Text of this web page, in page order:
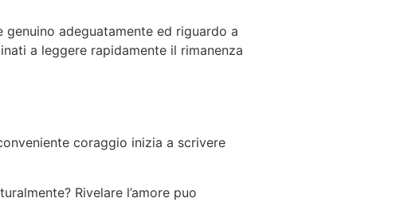
adeguatamente ed riguardo a
a leggere rapidamente il rimanenza
coraggio inizia a scrivere
Rivelare l’amore puo